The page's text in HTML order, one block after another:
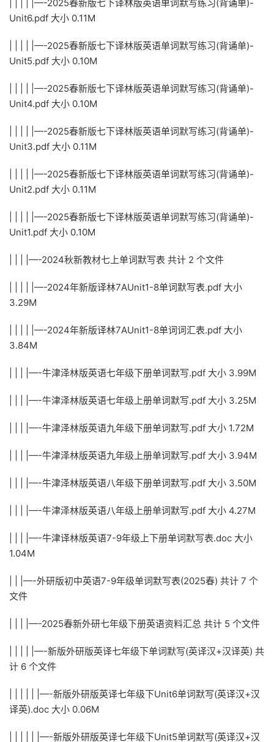
| | | | |—-2025春新版七下译林版英语单词默写练习(背诵单)-
Unit6.pdf 大小 0.11M
| | | | |—-2025春新版七下译林版英语单词默写练习(背诵单)-
Unit5.pdf 大小 0.10M
| | | | |—-2025春新版七下译林版英语单词默写练习(背诵单)-
Unit4.pdf 大小 0.10M
| | | | |—-2025春新版七下译林版英语单词默写练习(背诵单)-
Unit3.pdf 大小 0.11M
| | | | |—-2025春新版七下译林版英语单词默写练习(背诵单)-
Unit2.pdf 大小 0.11M
| | | | |—-2025春新版七下译林版英语单词默写练习(背诵单)-
Unit1.pdf 大小 0.10M
| | | |—-2024秋新教材七上单词默写表 共计 2 个文件
| | | | |—-2024年新版译林7AUnit1-8单词默写表.pdf 大小
3.29M
| | | | |—-2024年新版译林7AUnit1-8单词词汇表.pdf 大小
3.84M
| | | |—-牛津泽林版英语七年级下册单词默写.pdf 大小 3.99M
| | | |—-牛津泽林版英语七年级上册单词默写.pdf 大小 3.25M
| | | |—-牛津泽林版英语九年级下册单词默写.pdf 大小 1.72M
| | | |—-牛津泽林版英语九年级上册单词默写.pdf 大小 3.94M
| | | |—-牛津泽林版英语八年级下册单词默写.pdf 大小 3.50M
| | | |—-牛津泽林版英语八年级上册单词默写.pdf 大小 4.27M
| | | |—-牛津译林版英语7-9年级上下册单词默写表.doc 大小
1.04M
| | |—-外研版初中英语7-9年级单词默写表(2025春) 共计 7 个
文件
| | | |—-2025春新外研七年级下册英语资料汇总 共计 5 个文件
| | | | |—-新版外研版英译七年级下单词默写(英译汉+汉译英) 共
计 6 个文件
| | | | | |—-新版外研版英译七年级下Unit6单词默写(英译汉+汉
译英).doc 大小 0.06M
| | | | | |—-新版外研版英译七年级下Unit5单词默写(英译汉+汉